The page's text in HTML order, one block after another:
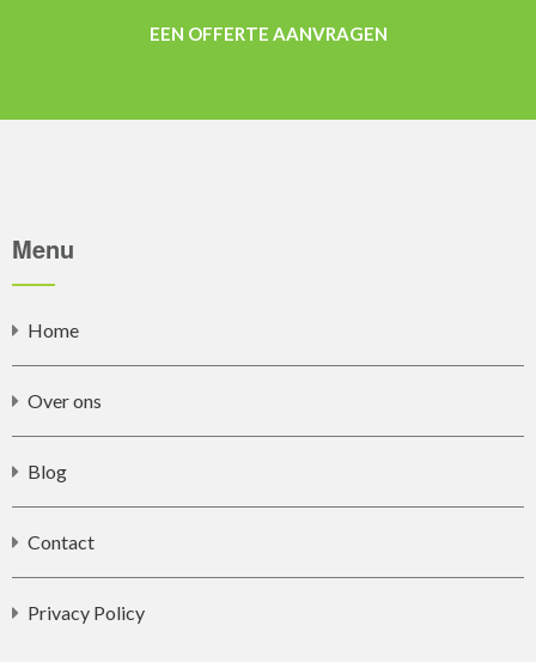
EEN OFFERTE AANVRAGEN
Menu
Home
Over ons
Blog
Contact
Privacy Policy